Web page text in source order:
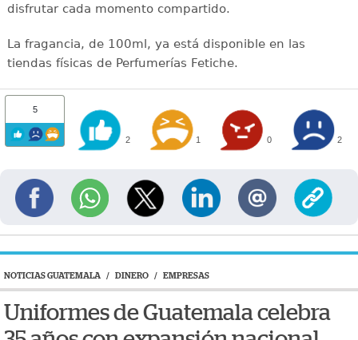
disfrutar cada momento compartido.
La fragancia, de 100ml, ya está disponible en las
tiendas físicas de Perfumerías Fetiche.
5
2 1 0 2
NOTICIAS GUATEMALA / DINERO / EMPRESAS
Uniformes de Guatemala celebra